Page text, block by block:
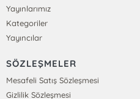
Yayınlarımız
Kategoriler
Yayıncılar
SÖZLEŞMELER
Mesafeli Satış Sözleşmesi
Gizlilik Sözleşmesi